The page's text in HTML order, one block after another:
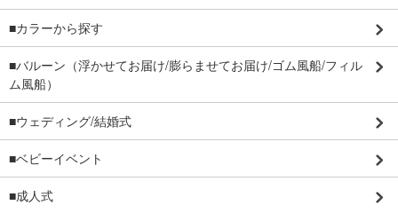
■カラーから探す
■バルーン（浮かせてお届け/膨らませてお届け/ゴム風船/フィル
ム風船）
■ウェディング/結婚式
■ベビーイベント
■成人式